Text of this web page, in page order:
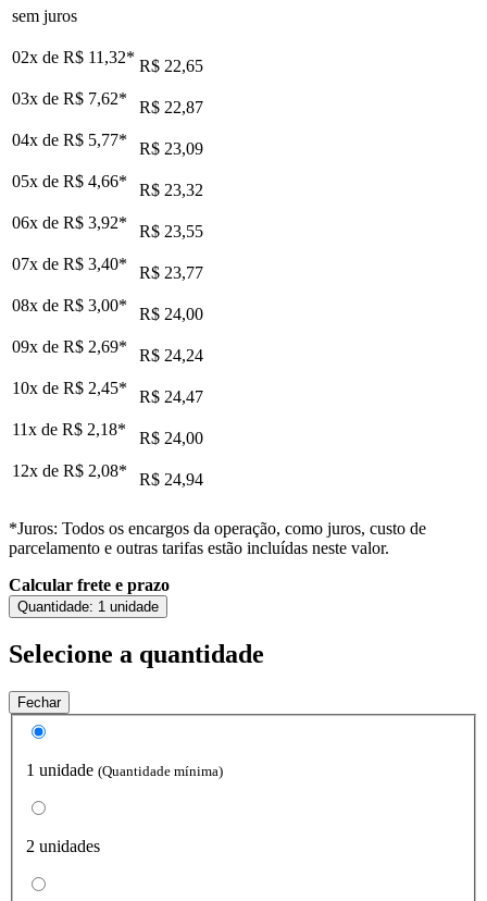
sem juros
02x de R$ 11,32* R$ 22,65
03x de R$ 7,62*
R$ 22,87
04x de R$ 5,77*
R$ 23,09
05x de R$ 4,66*
R$ 23,32
06x de R$ 3,92*
R$ 23,55
07x de R$ 3,40*
R$ 23,77
08x de R$ 3,00*
R$ 24,00
09x de R$ 2,69*
R$ 24,24
10x de R$ 2,45*
R$ 24,47
11x de R$ 2,18*
R$ 24,00
12x de R$ 2,08* R$ 24,94
*Juros: Todos os encargos da operação, como juros, custo de
parcelamento e outras tarifas estão incluídas neste valor.
Calcular frete e prazo
Quantidade: 1 unidade
Selecione a quantidade
Fechar
1 unidade (Quantidade mínima)
2 unidades